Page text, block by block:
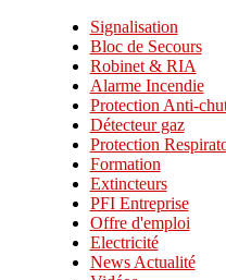
Signalisation
Bloc de Secours
Robinet & RIA
Alarme Incendie
Protection Anti-
Détecteur gaz
Protection
Formation
Extincteurs
PFI Entreprise
Offre d'emploi
Electricité
News Actualité